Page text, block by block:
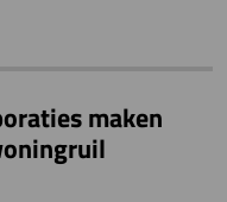
maken